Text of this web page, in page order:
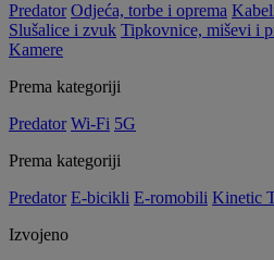
Predator Odjeća, torbe i oprema
Slušalice i zvuk Tipkovnice, miševi i
Kamere
Prema kategoriji
Predator Wi-Fi 5G
Prema kategoriji
Predator E-bicikli E-romobili Kinetic
Izvojeno